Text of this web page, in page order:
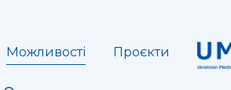
Можливості Проєкти